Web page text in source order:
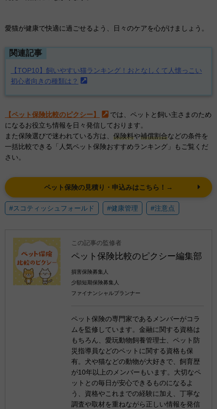
愛猫が健康で快適に過ごせるよう、日々のケアを心がけましょう。
関連記事
【TOP10】飼いやすい猫ランキング！おとなしくて人懐っこい
初心者向きの種類は？
【ペット保険比較のピクシー】
では、ペットと飼い主さまのため
になるお役立ち情報を日々発信しております。
また保険選びで迷われている方は、 保険料や補償割合などの条件を
一括比較できる「人気ペット保険おすすめランキング」もご覧くだ
さい。
ペット保険の見積り・申込みはこちら！→
#スコティッシュフォールド #健康管理 #注意点
この記事の監修者
ペット保険比較のピクシー編集部
損害保険募集人
少額短期保険募集人
ファイナンシャルプランナー
ペット保険の専門家であるメンバーがコラ
ムを監修しています。金融に関する資格は
もちろん、愛玩動物飼養管理士、ペット防
災指導員などのペットに関する資格も保
有。犬や猫などの動物が大好きで、飼育歴
が10年以上のメンバーもいます。大切なペ
ットとの毎日が安心できるものになるよ
う、資格やこれまでの経験に加え、丁寧な
調査や取材を重ねながら正しい情報を発信